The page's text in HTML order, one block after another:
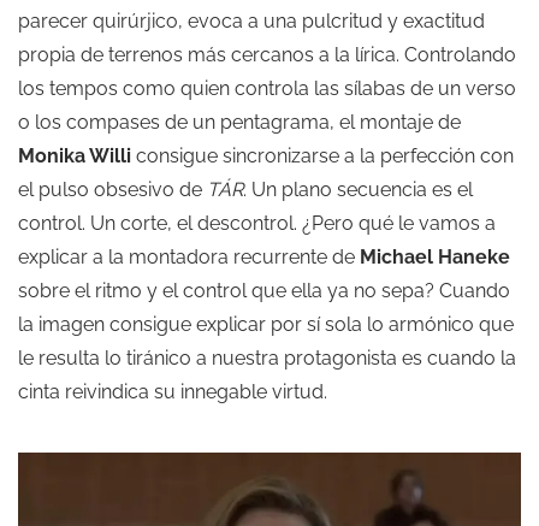
parecer quirúrjico, evoca a una pulcritud y exactitud
propia de terrenos más cercanos a la lírica. Controlando
los tempos como quien controla las sílabas de un verso
o los compases de un pentagrama, el montaje de
Monika Willi consigue sincronizarse a la perfección con
el pulso obsesivo de TÁR. Un plano secuencia es el
control. Un corte, el descontrol. ¿Pero qué le vamos a
explicar a la montadora recurrente de Michael Haneke
sobre el ritmo y el control que ella ya no sepa? Cuando
la imagen consigue explicar por sí sola lo armónico que
le resulta lo tiránico a nuestra protagonista es cuando la
cinta reivindica su innegable virtud.